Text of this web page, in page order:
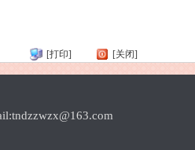
[打印] [关闭]